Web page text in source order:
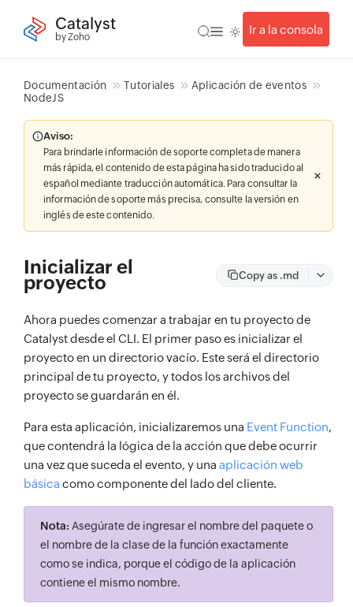
Catalyst
by Zoho
Ir a la consola
Documentación Tutoriales
Aplicación de eventos
NodeJS
Aviso:
Para brindarle información de soporte completa de manera
más rápida, el contenido de esta página ha sido traducido al
español mediante traducción automática. Para consultar la
información de soporte más precisa, consulte la versión en
inglés de este contenido.
Inicializar el
proyecto Copy as .md
Ahora puedes comenzar a trabajar en tu proyecto de
Catalyst desde el CLI. El primer paso es inicializar el
proyecto en un directorio vacío. Este será el directorio
principal de tu proyecto, y todos los archivos del
proyecto se guardarán en él.
Para esta aplicación, inicializaremos una Event Function,
que contendrá la lógica de la acción que debe ocurrir
una vez que suceda el evento, y una aplicación web
básica como componente del lado del cliente.
Nota: Asegúrate de ingresar el nombre del paquete o
el nombre de la clase de la función exactamente
como se indica, porque el código de la aplicación
contiene el mismo nombre.